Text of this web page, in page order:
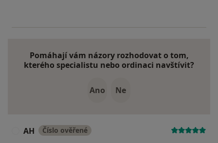
Pomáhají vám názory rozhodovat o tom,
kterého specialistu nebo ordinaci navštívit?
Ano Ne
AH Číslo ověřené